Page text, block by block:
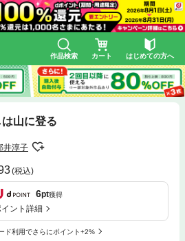
作品検索 カート はじめての方へ
山に登る
井淳子
(税込)
6pt獲得
ント詳細
ド利用でさらにポイント+2%